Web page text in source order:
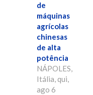
de
máquinas
agrícolas
chinesas
de alta
potência
NÁPOLES,
Itália, qui,
ago 6